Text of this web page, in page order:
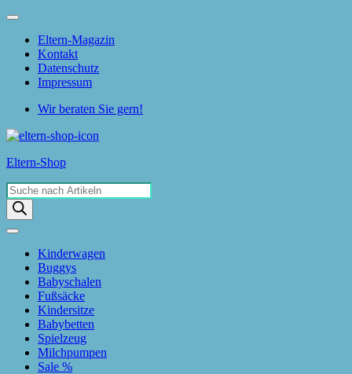
Skip
content
Eltern-Magazin
Kontakt
Datenschutz
Impressum
Wir beraten Sie gern!
Eltern-Shop
Products
search
Kinderwagen
Buggys
Babyschalen
Fußsäcke
Kindersitze
Babybetten
Spielzeug
Milchpumpen
Sale %